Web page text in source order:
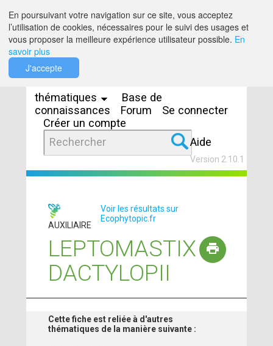
thématiques
Base de
connaissances
Forum
Se connecter
Créer un compte
Aide
Version 2.10.1
AUXILIAIRE
Voir les résultats sur
Ecophytopic.fr
LEPTOMASTIX
DACTYLOPII
Cette fiche est reliée à d'autres
thématiques de la manière suivante :
En poursuivant votre navigation sur ce site, vous acceptez
l’utilisation de cookies, nécessaires pour le suivi des usages et
vous proposer la meilleure expérience utilisateur possible. En
savoir plus
J'accepte